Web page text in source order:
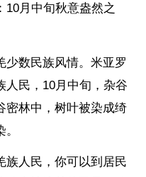
10月中旬秋意盎然之
少数民族风情。米亚罗
人民，10月中旬，杂谷
密林中，树叶被染成绮
族人民，你可以到居民